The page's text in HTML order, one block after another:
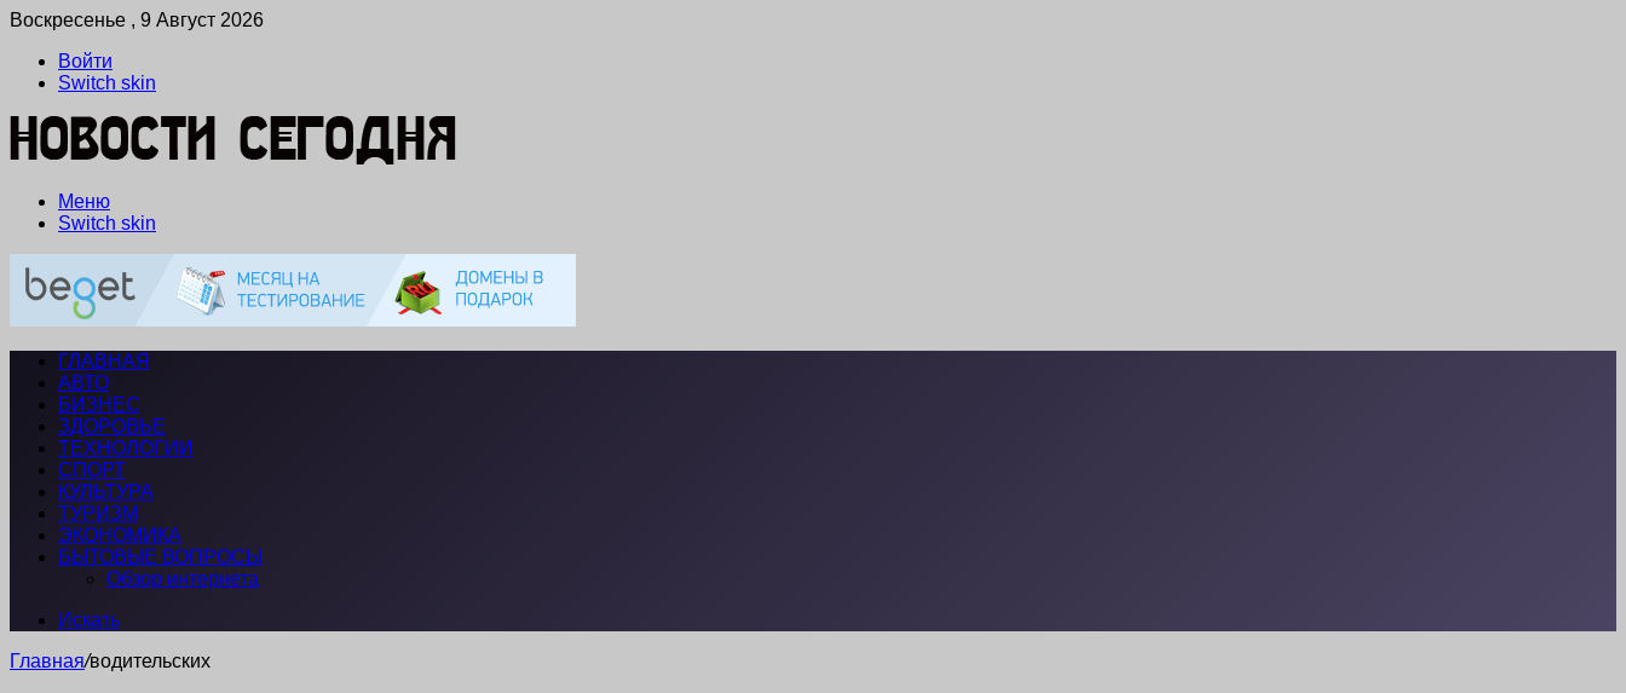
Воскресенье , 9 Август 2026
Войти
Switch skin
Меню
Switch skin
ГЛАВНАЯ
АВТО
БИЗНЕС
ЗДОРОВЬЕ
ТЕХНОЛОГИИ
СПОРТ
КУЛЬТУРА
ТУРИЗМ
ЭКОНОМИКА
БЫТОВЫЕ ВОПРОСЫ
Обзор интернета
Искать
Главная/водительских